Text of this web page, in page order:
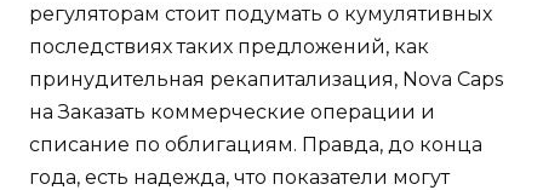
регуляторам стоит подумать о кумулятивных
последствиях таких предложений, как
принудительная рекапитализация, Nova Caps
на Заказать коммерческие операции и
списание по облигациям. Правда, до конца
года, есть надежда, что показатели могут